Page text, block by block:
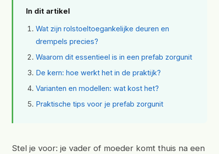
In dit artikel
Wat zijn rolstoeltoegankelijke deuren en
drempels precies?
Waarom dit essentieel is in een prefab zorgunit
De kern: hoe werkt het in de praktijk?
Varianten en modellen: wat kost het?
Praktische tips voor je prefab zorgunit
Stel je voor: je vader of moeder komt thuis na een